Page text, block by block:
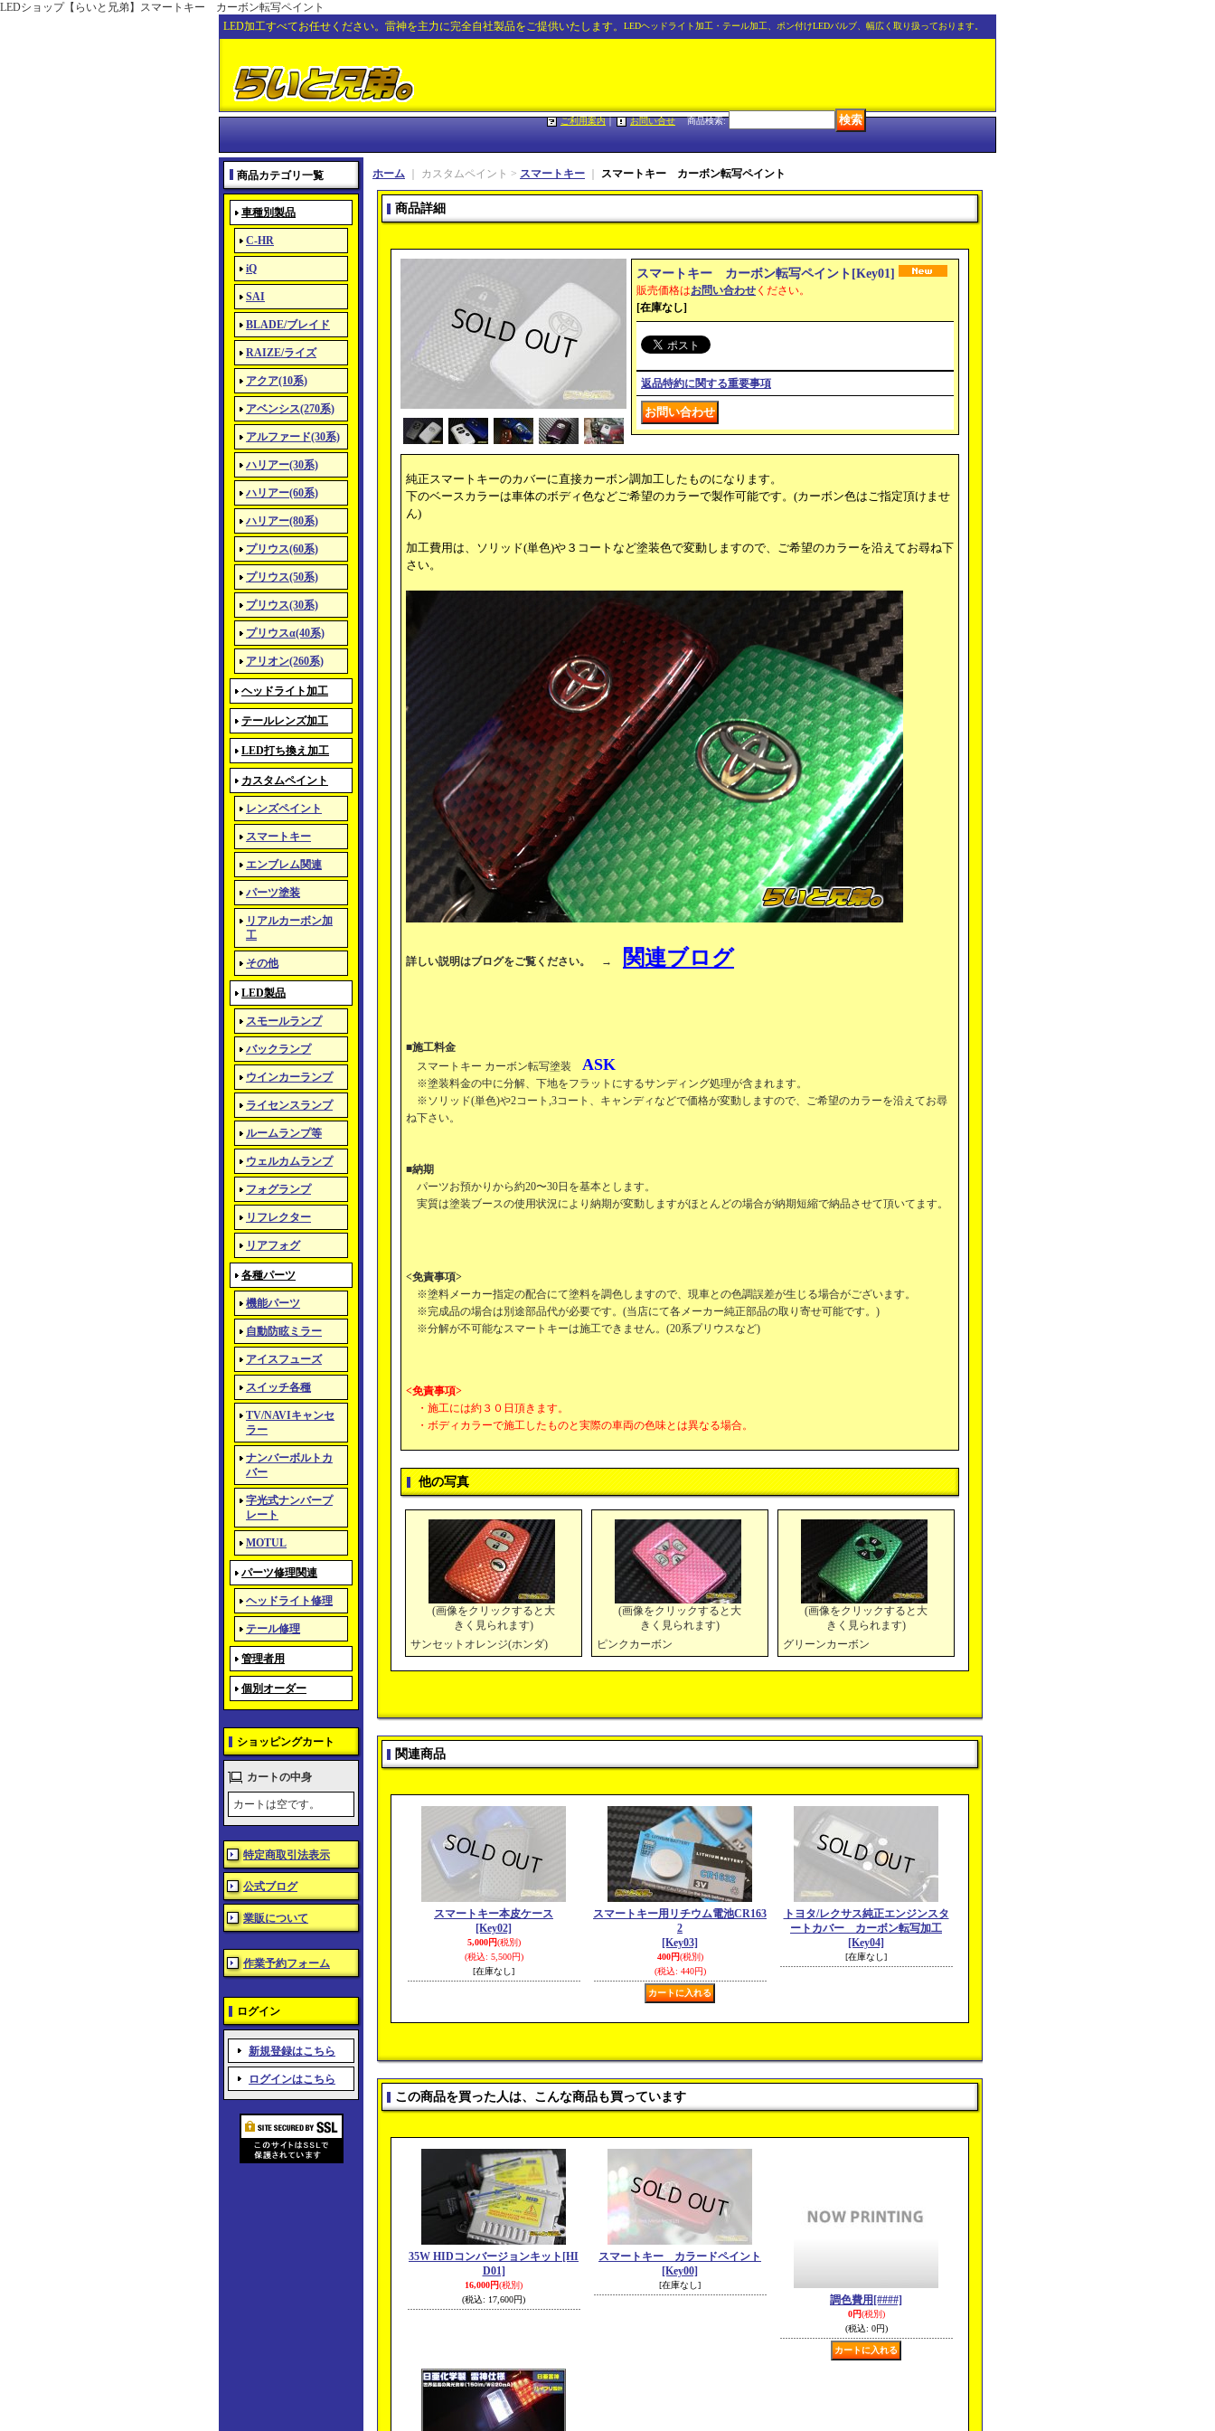
LEDショップ【らいと兄弟】スマートキー カーボン転写ペイント
LED加工すべてお任せください。雷神を主力に完全自社製品をご提供いたします。
LEDヘッドライト加工・テール加工、ポン付けLEDバルブ、幅広く取り扱っております。
ご利用案内｜ お問い合せ 商品検索:
商品カテゴリ一覧
車種別製品
C-HR
iQ
SAI
BLADE/ブレイド
RAIZE/ライズ
アクア(10系)
アベンシス(270系)
アルファード(30系)
ハリアー(30系)
ハリアー(60系)
ハリアー(80系)
プリウス(60系)
プリウス(50系)
プリウス(30系)
プリウスα(40系)
アリオン(260系)
ヘッドライト加工
テールレンズ加工
LED打ち換え加工
カスタムペイント
レンズペイント
スマートキー
エンブレム関連
パーツ塗装
リアルカーボン加
工
その他
LED製品
スモールランプ
バックランプ
ウインカーランプ
ライセンスランプ
ルームランプ等
ウェルカムランプ
フォグランプ
リフレクター
リアフォグ
各種パーツ
機能パーツ
自動防眩ミラー
アイスフューズ
スイッチ各種
TV/NAVIキャンセ
ラー
ナンバーボルトカ
バー
字光式ナンバープ
レート
MOTUL
パーツ修理関連
ヘッドライト修理
テール修理
管理者用
個別オーダー
ショッピングカート
カートの中身
カートは空です。
特定商取引法表示
公式ブログ
業販について
作業予約フォーム
ログイン
新規登録はこちら
ログインはこちら
ホーム ｜ カスタムペイント > スマートキー スマートキー カーボン転写ペイント
商品詳細
スマートキー カーボン転写ペイント [Key01]
販売価格はお問い合わせ ください。
[在庫なし]
返品特約に関する重要事項
純正スマートキーのカバーに直接カーボン調加工したものになります。
下のベースカラーは車体のボディ色などご希望のカラーで製作可能です。(カーボン色はご指定頂けませ
ん)
加工費用は、ソリッド(単色)や３コートなど塗装色で変動しますので、ご希望のカラーを沿えてお尋ね下
さい。
詳しい説明はブログをご覧ください。 → 関連ブログ
■施工料金
スマートキー カーボン転写塗装 ASK
※塗装料金の中に分解、下地をフラットにするサンディング処理が含まれます。
※ソリッド(単色)や2コート,3コート、キャンディなどで価格が変動しますので、ご希望のカラーを沿えてお尋
ね下さい。
■納期
パーツお預かりから約20〜30日を基本とします。
実質は塗装ブースの使用状況により納期が変動しますがほとんどの場合が納期短縮で納品させて頂いてます。
<免責事項>
※塗料メーカー指定の配合にて塗料を調色しますので、現車との色調誤差が生じる場合がございます。
※完成品の場合は別途部品代が必要です。(当店にて各メーカー純正部品の取り寄せ可能です。)
※分解が不可能なスマートキーは施工できません。(20系プリウスなど)
<免責事項>
・施工には約３０日頂きます。
・ボディカラーで施工したものと実際の車両の色味とは異なる場合。
他の写真
(画像をクリックすると大
きく見られます)
サンセットオレンジ(ホンダ)
(画像をクリックすると大
きく見られます)
ピンクカーボン
(画像をクリックすると大
きく見られます)
グリーンカーボン
関連商品
スマートキー本皮ケース
[Key02]
5,000円(税別)
(税込: 5,500円)
[在庫なし]
スマートキー用リチウム電池CR163
2
[Key03]
400円(税別)
(税込: 440円)
トヨタ/レクサス純正エンジンスタ
ートカバー カーボン転写加工
[Key04]
[在庫なし]
この商品を買った人は、こんな商品も買っています
35W HIDコンバージョンキット [HI
D01]
16,000円(税別)
(税込: 17,600円)
スマートキー カラードペイント
[Key00]
[在庫なし]
調色費用 [####]
0円(税別)
(税込: 0円)